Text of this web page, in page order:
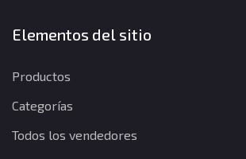
Elementos del sitio
Productos
Categorías
Todos los vendedores